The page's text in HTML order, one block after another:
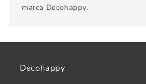
marca Decohappy.
Decohappy